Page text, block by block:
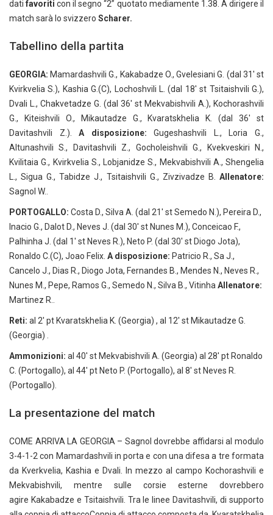
datifavoriti con il segno “2” quotato mediamente 1.38. A dirigere il
match sarà lo svizzero Scharer.
Tabellino della partita
GEORGIA: Mamardashvili G., Kakabadze O., Gvelesiani G. (dal 31′ st
Kvirkvelia S.), Kashia G.(C), Lochoshvili L. (dal 18′ st Tsitaishvili G.),
Dvali L., Chakvetadze G. (dal 36′ st Mekvabishvili A.), Kochorashvili
G., Kiteishvili O., Mikautadze G., Kvaratskhelia K. (dal 36′ st
Davitashvili Z.).A disposizione: Gugeshashvili L., Loria G.,
Altunashvili S., Davitashvili Z., Gocholeishvili G., Kvekveskiri N.,
Kvilitaia G., Kvirkvelia S., Lobjanidze S., Mekvabishvili A., Shengelia
L., Sigua G., Tabidze J., Tsitaishvili G., Zivzivadze B. Allenatore:
Sagnol W..
PORTOGALLO: Costa D., Silva A. (dal 21′ st Semedo N.), Pereira D.,
Inacio G., Dalot D., Neves J. (dal 30′ st Nunes M.), Conceicao F.,
Palhinha J. (dal 1′ st Neves R.), Neto P. (dal 30′ st Diogo Jota),
Ronaldo C.(C), Joao Felix. A disposizione: Patricio R., Sa J.,
Cancelo J., Dias R., Diogo Jota, Fernandes B., Mendes N., Neves R.,
Nunes M., Pepe, Ramos G., Semedo N., Silva B., VitinhaAllenatore:
Martinez R..
Reti: al 2′ pt Kvaratskhelia K. (Georgia) , al 12′ st Mikautadze G.
(Georgia) .
Ammonizioni: al 40′ st Mekvabishvili A. (Georgia) al 28′ pt Ronaldo
C. (Portogallo), al 44′ pt Neto P. (Portogallo), al 8′ st Neves R.
(Portogallo).
La presentazione del match
COME ARRIVA LA GEORGIA – Sagnol dovrebbe affidarsi al modulo
3-4-1-2 con Mamardashvili in porta e con una difesa a tre formata
da Kverkvelia, Kashia e Dvali. In mezzo al campo Kochorashvili e
Mekvabishvili, mentre sulle corsie esterne dovrebbero
agire Kakabadze e Tsitaishvili. Tra le linee Davitashvili, di supporto